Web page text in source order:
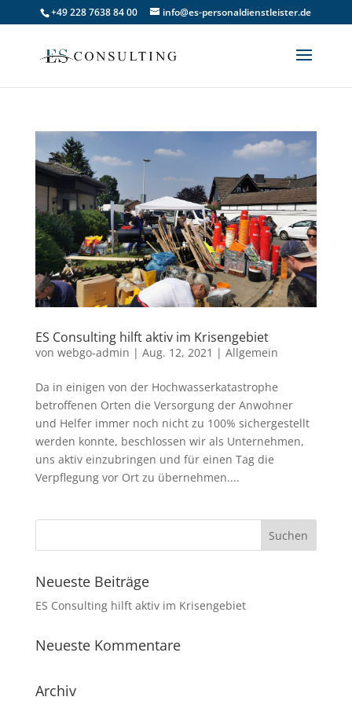
+49 228 7638 84 00 info@es-personaldienstleister.de
ES Consulting hilft aktiv im Krisengebiet
von webgo-admin | Aug. 12, 2021 | Allgemein
Da in einigen von der Hochwasserkatastrophe
betroffenen Orten die Versorgung der Anwohner
und Helfer immer noch nicht zu 100% sichergestellt
werden konnte, beschlossen wir als Unternehmen,
uns aktiv einzubringen und für einen Tag die
Verpflegung vor Ort zu übernehmen....
Neueste Beiträge
ES Consulting hilft aktiv im Krisengebiet
Neueste Kommentare
Archiv